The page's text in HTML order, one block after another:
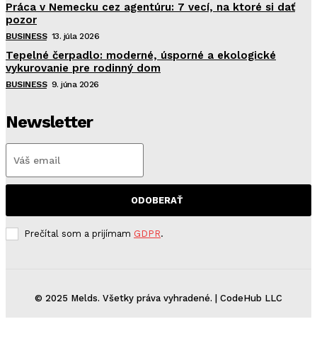
Práca v Nemecku cez agentúru: 7 vecí, na ktoré si dať
pozor
BUSINESS 13. júla 2026
Tepelné čerpadlo: moderné, úsporné a ekologické
vykurovanie pre rodinný dom
BUSINESS 9. júna 2026
Newsletter
ODOBERAŤ
Prečítal som a prijímam GDPR.
© 2025 Melds. Všetky práva vyhradené. | CodeHub LLC